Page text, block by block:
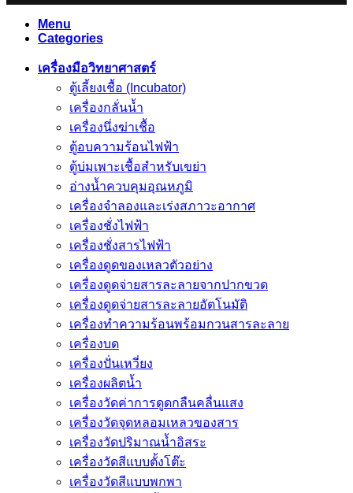
Menu
Categories
เครื่องมือวิทยาศาสตร์
ตู้เลี้ยงเชื้อ (Incubator)
เครื่องกลั่นน้ำ
เครื่องนึ่งฆ่าเชื้อ
ตู้อบความร้อนไฟฟ้า
ตู้บ่มเพาะเชื้อสำหรับเขย่า
อ่างน้ำควบคุมอุณหภูมิ
เครื่องจำลองและเร่งสภาวะอากาศ
เครื่องชั่งไฟฟ้า
เครื่องชั่งสารไฟฟ้า
เครื่องดูดของเหลวตัวอย่าง
เครื่องดูดจ่ายสารละลายจากปากขวด
เครื่องดูดจ่ายสารละลายอัตโนมัติ
เครื่องทำความร้อนพร้อมกวนสารละลาย
เครื่องบด
เครื่องปั่นเหวี่ยง
เครื่องผลิตน้ำ
เครื่องวัดค่าการดูดกลืนคลื่นแสง
เครื่องวัดจุดหลอมเหลวของสาร
เครื่องวัดปริมาณน้ำอิสระ
เครื่องวัดสีแบบตั้งโต๊ะ
เครื่องวัดสีแบบพกพา